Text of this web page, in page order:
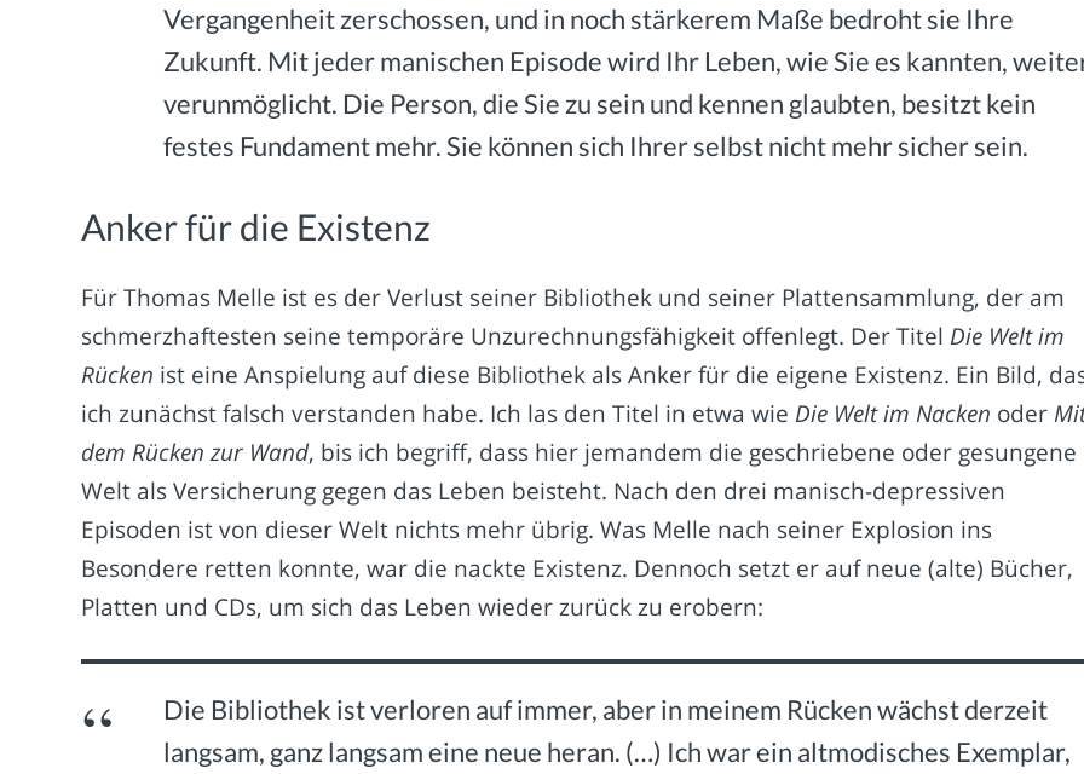
Vergangenheit zerschossen, und in noch stärkerem Maße bedroht sie Ihre
Zukunft. Mit jeder manischen Episode wird Ihr Leben, wie Sie es kannten,
verunmöglicht. Die Person, die Sie zu sein und kennen glaubten, besitzt kein
festes Fundament mehr. Sie können sich Ihrer selbst nicht mehr sicher sein.
Anker für die Existenz
Für Thomas Melle ist es der Verlust seiner Bibliothek und seiner Plattensammlung, der am
schmerzhaftesten seine temporäre Unzurechnungsfähigkeit offenlegt. Der Titel Die Welt im
Rücken ist eine Anspielung auf diese Bibliothek als Anker für die eigene Existenz. Ein Bild,
ich zunächst falsch verstanden habe. Ich las den Titel in etwa wie Die Welt im Nacken oder
dem Rücken zur Wand, bis ich begriff, dass hier jemandem die geschriebene oder gesungene
Welt als Versicherung gegen das Leben beisteht. Nach den drei manisch-depressiven
Episoden ist von dieser Welt nichts mehr übrig. Was Melle nach seiner Explosion ins
Besondere retten konnte, war die nackte Existenz. Dennoch setzt er auf neue (alte) Bücher,
Platten und CDs, um sich das Leben wieder zurück zu erobern:
Die Bibliothek ist verloren auf immer, aber in meinem Rücken wächst derzeit
langsam, ganz langsam eine neue heran. (…) Ich war ein altmodisches Exemplar,